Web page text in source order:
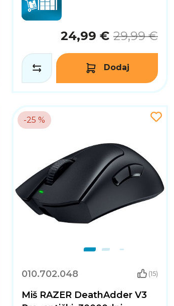
24,99 € 29,99 €
Dodaj
-25 %
010.702.048 (15)
Miš RAZER DeathAdder V3